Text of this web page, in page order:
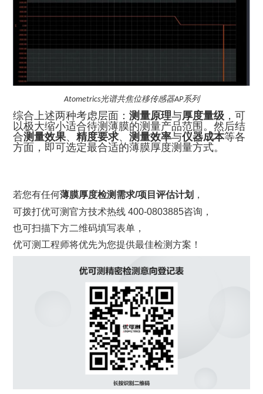
Atometrics光谱共焦位移传感器AP系列
综合上述两种考虑层面：测量原理与厚度量级 ，可
以极大缩小适合待测薄膜的测量产品范围。然后结
合测量效果、精度要求、测量效率与仪器成本等各
方面，即可选定最合适的薄膜厚度测量方式。
若您有任何薄膜厚度检测需求/项目评估计划 ，
可拨打优可测官方技术热线 400-0803885咨询，
也可扫描下方二维码填写表单，
优可测工程师将优先为您提供最佳检测方案！